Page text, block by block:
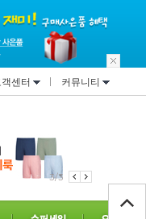
객센터 커뮤니티
1/3